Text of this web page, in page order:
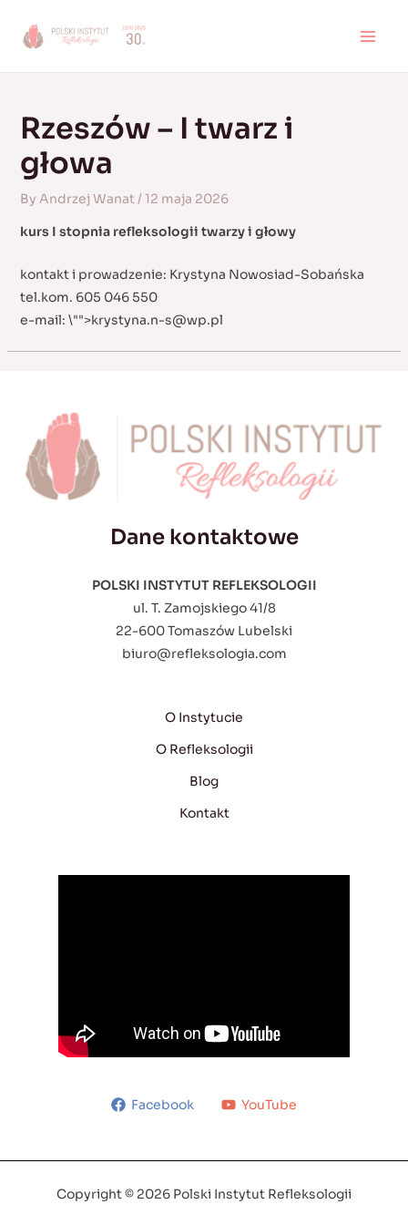
Rzeszów – I twarz i
głowa
By Andrzej Wanat/12 maja 2026
kurs I stopnia refleksologii twarzy i głowy
kontakt i prowadzenie: Krystyna Nowosiad-Sobańska
tel.kom. 605 046 550
e-mail: \"">krystyna.n-s@wp.pl
Dane kontaktowe
POLSKI INSTYTUT REFLEKSOLOGII
ul. T. Zamojskiego 41/8
22-600 Tomaszów Lubelski
biuro@refleksologia.com
O Instytucie
O Refleksologii
Blog
Kontakt
Facebook YouTube
Copyright © 2026 Polski Instytut Refleksologii